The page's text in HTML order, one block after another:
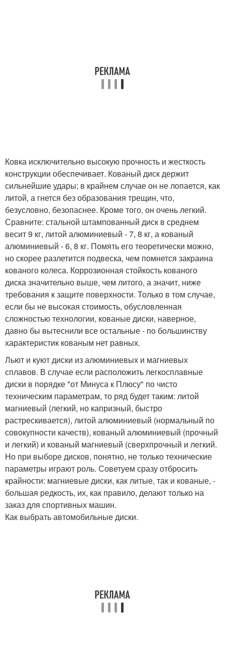
Ковка исключительно высокую прочность и жесткость
конструкции обеспечивает. Кованый диск держит
сильнейшие удары; в крайнем случае он не лопается, как
литой, а гнется без образования трещин, что,
безусловно, безопаснее. Кроме того, он очень легкий.
Сравните: стальной штампованный диск в среднем
весит 9 кг, литой алюминиевый - 7, 8 кг, а кованый
алюминиевый - 6, 8 кг. Помять его теоретически можно,
но скорее разлетится подвеска, чем помнется закраина
кованого колеса. Коррозионная стойкость кованого
диска значительно выше, чем литого, а значит, ниже
требования к защите поверхности. Только в том случае,
если бы не высокая стоимость, обусловленная
сложностью технологии, кованые диски, наверное,
давно бы вытеснили все остальные - по большинству
характеристик кованым нет равных.
Льют и куют диски из алюминиевых и магниевых
сплавов. В случае если расположить легкосплавные
диски в порядке "от Минуса к Плюсу" по чисто
техническим параметрам, то ряд будет таким: литой
магниевый (легкий, но капризный, быстро
растрескивается), литой алюминиевый (нормальный по
совокупности качеств), кованый алюминиевый (прочный
и легкий) и кованый магниевый (сверхпрочный и легкий.
Но при выборе дисков, понятно, не только технические
параметры играют роль. Советуем сразу отбросить
крайности: магниевые диски, как литые, так и кованые, -
большая редкость, их, как правило, делают только на
заказ для спортивных машин.
Как выбрать автомобильные диски.